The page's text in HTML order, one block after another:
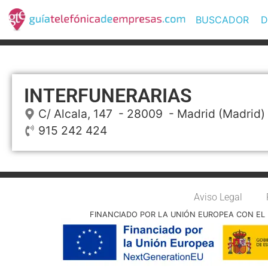
BUSCADOR
INTERFUNERARIAS
C/ Alcala, 147 - 28009 - Madrid (Madrid)
915 242 424
Aviso Legal
FINANCIADO POR LA UNIÓN EUROPEA CON